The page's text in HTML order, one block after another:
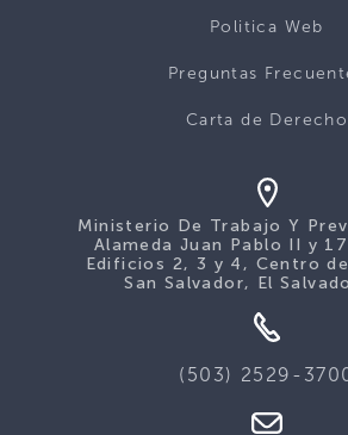
Politica Web
Preguntas
Carta de Derecho
Ministerio De Trabajo Y
Alameda Juan Pablo II y
Edificios 2, 3 y 4, Centro
San Salvador, El
(503) 2529-